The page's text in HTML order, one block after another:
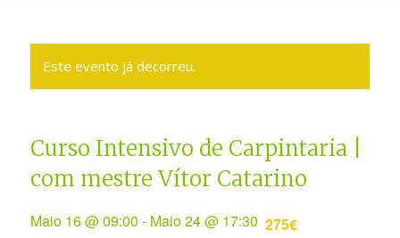
Este evento já decorreu.
Curso Intensivo de Carpintaria |
com mestre Vítor Catarino
Maio 16 @ 09:00 - Maio 24 @ 17:30 275€